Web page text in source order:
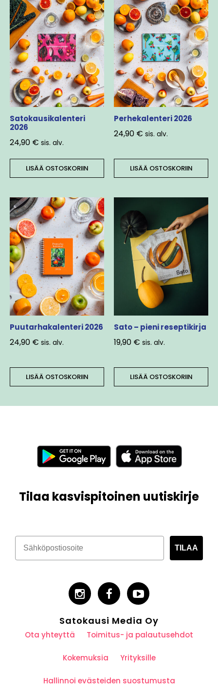
Satokausikalenteri
2026
24,90 € sis. alv.
LISÄÄ OSTOSKORIIN
Perhekalenteri 2026
24,90 € sis. alv.
LISÄÄ OSTOSKORIIN
Puutarhakalenteri 2026
24,90 € sis. alv.
LISÄÄ OSTOSKORIIN
Sato – pieni reseptikirja
19,90 € sis. alv.
LISÄÄ OSTOSKORIIN
Tilaa kasvispitoinen uutiskirje
TILAA
Satokausi Media Oy
Ota yhteyttä Toimitus- ja palautusehdot
Kokemuksia Yrityksille
Hallinnoi evästeiden suostumusta